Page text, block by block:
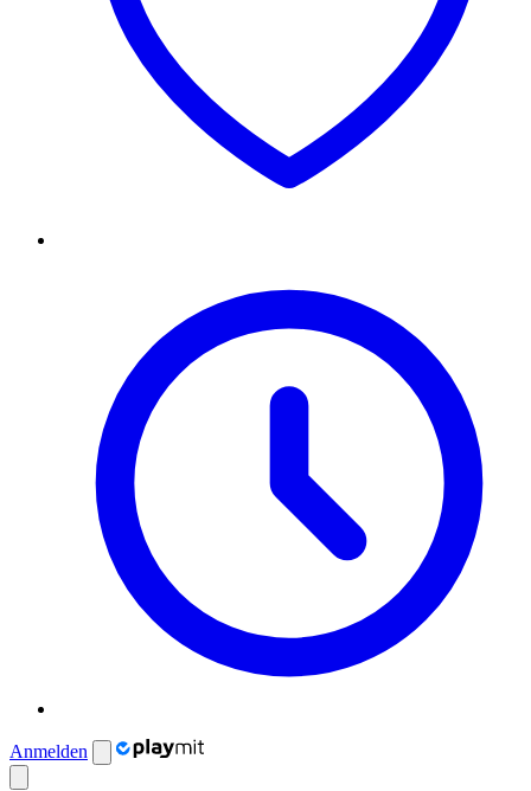
Anmelden